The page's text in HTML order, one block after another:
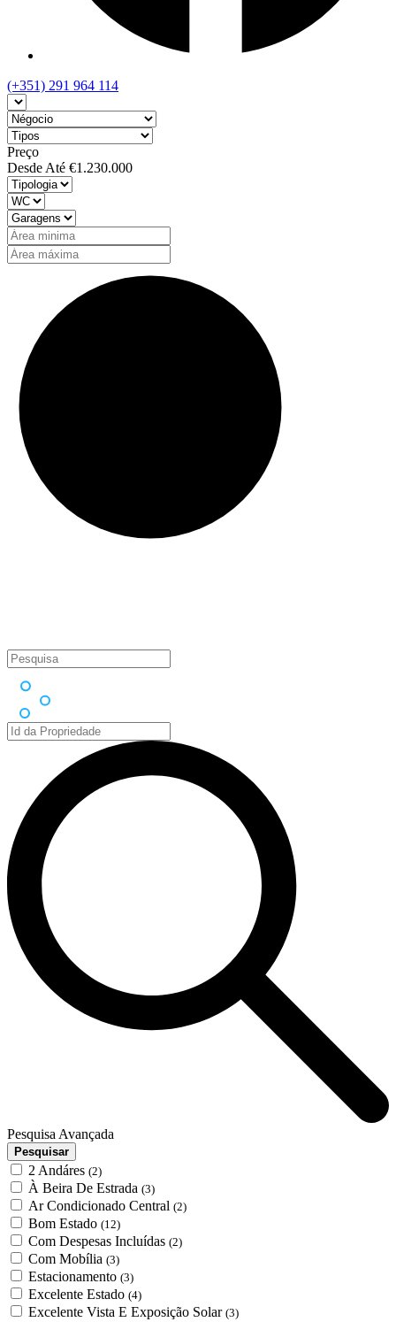
(+351) 291 964 114
Preço
Desde Até €1.230.000
Pesquisa Avançada
Pesquisar
2 Andáres (2)
À Beira De Estrada (3)
Ar Condicionado Central (2)
Bom Estado (12)
Com Despesas Incluídas (2)
Com Mobília (3)
Estacionamento (3)
Excelente Estado (4)
Excelente Vista E Exposição Solar (3)